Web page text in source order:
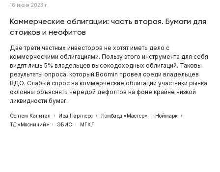
16 июня 2023 г.
Коммерческие облигации: часть вторая. Бумаги для
стоиков и неофитов
Две трети частных инвесторов не хотят иметь дело с
коммерческими облигациями. Пользу этого инструмента для себя
видят лишь 5% владельцев высокодоходных облигаций. Таковы
результаты опроса, который Boomin провел среди владельцев
ВДО. Слабый спрос на коммерческие облигации участники рынка
склонны объяснять чередой дефолтов на фоне крайне низкой
ликвидности бумаг.
Септем Капитал Ива Партнерс Ломбард «Мастер»
Ноймарк
ТД «Мясничий»
ЭБИС МГКЛ